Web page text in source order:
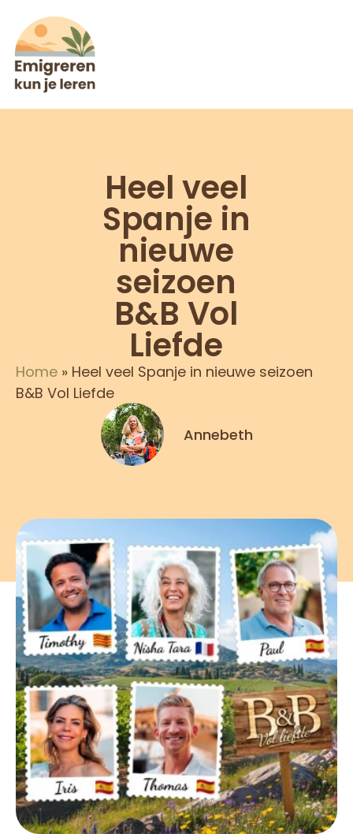
Heel veel
Spanje in
nieuwe
seizoen
B&B Vol
Liefde
Home » Heel veel Spanje in nieuwe seizoen
B&B Vol Liefde
Annebeth